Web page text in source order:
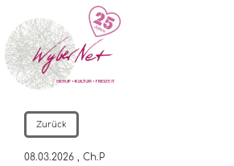
Zurück
08.03.2026 , Ch.P